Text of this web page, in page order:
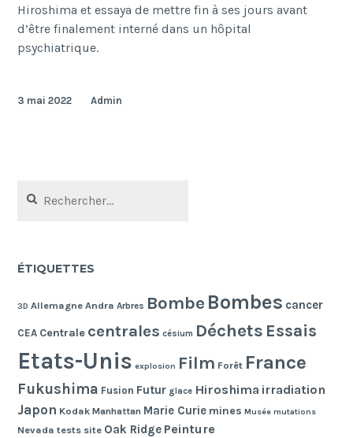
Hiroshima et essaya de mettre fin à ses jours avant
d’être finalement interné dans un hôpital
psychiatrique.
3 mai 2022 Admin
ÉTIQUETTES
3D Allemagne Andra Arbres Bombe Bombes cancer
CEA Centrale centrales césium Déchets Essais
Etats-Unis explosion Film Forêt France
Fukushima Fusion Futur glace Hiroshima irradiation
Japon Kodak Manhattan Marie Curie mines Musée mutations
Nevada tests site Oak Ridge Peinture